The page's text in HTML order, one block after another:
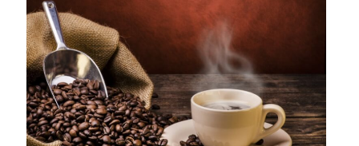
опис
найпопулярніших
напоїв